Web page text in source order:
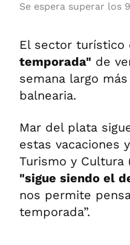
Se espera superar los
El sector turístico
temporada" de
semana largo
balnearia.
Mar del plata
estas vacaciones
Turismo y Cultura
"sigue siendo el
nos permite
temporada”.